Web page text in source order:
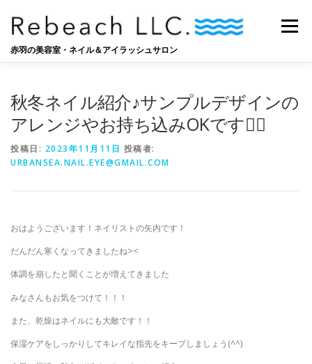
ツ
赤羽の美容室・ネイル＆アイラッシュサロン
メニュー
秋冬ネイル紹介♪サンプルデザインの
アレンジやお持ち込みOKです🙆‍♀️
投稿日: 2023年11月11日 投稿者:
URBANSEA.NAIL.EYE@GMAIL.COM
おはようございます！ネイリストの矢内です！
だんだん寒くなってきましたね><
体調を崩したと聞くことが増えてきました
みなさんもお気をつけて！！！
また、乾燥はネイルにも大敵です！！
保湿ケアをしっかりしてキレイな指先をキープしましょう(^^)